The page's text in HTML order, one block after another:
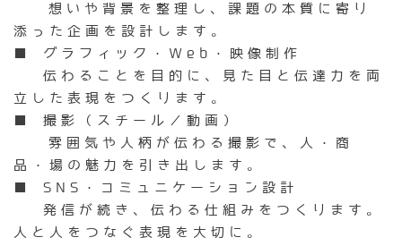
想いや背景を整理し、課題の本質に寄り
添った企画を設計します。
■ グラフィック・Web・映像制作
伝わることを目的に、見た目と伝達力を両
立した表現をつくります。
■ 撮影（スチール／動画）
雰囲気や人柄が伝わる撮影で、人・商
品・場の魅力を引き出します。
​■ SNS・コミュニケーション設計
発信が続き、伝わる仕組みをつくります。
人と人をつなぐ表現を大切に。